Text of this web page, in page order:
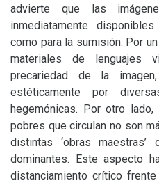
advierte que las
inmediatamente
como para la sumisión. Por
materiales de lenguajes
precariedad de la
estéticamente por
hegemónicas. Por otro
pobres que circulan no son
distintas ‘obras
dominantes. Este aspecto
distanciamiento crítico